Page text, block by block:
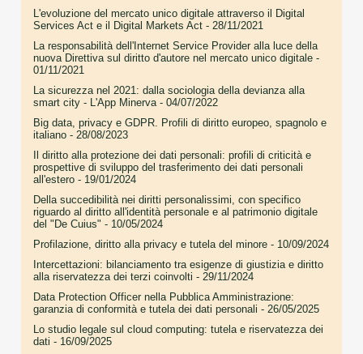
L'evoluzione del mercato unico digitale attraverso il Digital
Services Act e il Digital Markets Act - 28/11/2021
La responsabilità dell'Internet Service Provider alla luce della
nuova Direttiva sul diritto d'autore nel mercato unico digitale -
01/11/2021
La sicurezza nel 2021: dalla sociologia della devianza alla
smart city - L'App Minerva - 04/07/2022
Big data, privacy e GDPR. Profili di diritto europeo, spagnolo e
italiano - 28/08/2023
Il diritto alla protezione dei dati personali: profili di criticità e
prospettive di sviluppo del trasferimento dei dati personali
all'estero - 19/01/2024
Della succedibilità nei diritti personalissimi, con specifico
riguardo al diritto all'identità personale e al patrimonio digitale
del "De Cuius" - 10/05/2024
Profilazione, diritto alla privacy e tutela del minore - 10/09/2024
Intercettazioni: bilanciamento tra esigenze di giustizia e diritto
alla riservatezza dei terzi coinvolti - 29/11/2024
Data Protection Officer nella Pubblica Amministrazione:
garanzia di conformità e tutela dei dati personali - 26/05/2025
Lo studio legale sul cloud computing: tutela e riservatezza dei
dati - 16/09/2025